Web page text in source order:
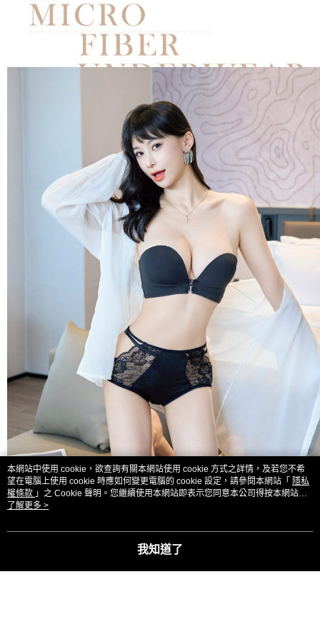
本網站中使用 cookie，欲查詢有關本網站使用 cookie 方式之詳情，及若您不希
望在電腦上使用 cookie 時應如何變更電腦的 cookie 設定，請參閱本網站「 隱私
權條款 」之 Cookie 聲明。您繼續使用本網站即表示您同意本公司得按本網站使
用條款之 Cookie 聲明使用 cookie。
了解更多 >
我知道了